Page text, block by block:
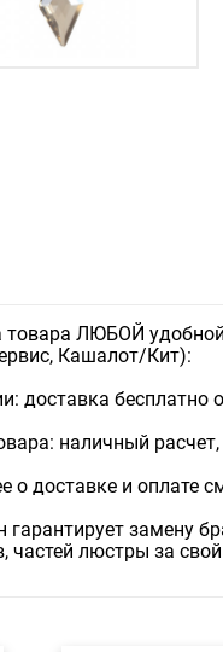
товара ЛЮБОЙ
Кашалот/Кит):
доставка бесплатно
наличный
о доставке и оплате
гарантирует замену
частей люстры за